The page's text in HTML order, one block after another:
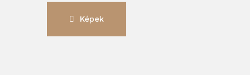
Képek